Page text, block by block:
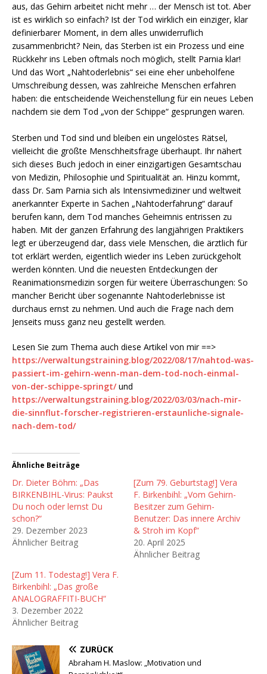
aus, das Gehirn arbeitet nicht mehr … der Mensch ist tot. Aber
ist es wirklich so einfach? Ist der Tod wirklich ein einziger, klar
definierbarer Moment, in dem alles unwiderruflich
zusammenbricht? Nein, das Sterben ist ein Prozess und eine
Rückkehr ins Leben oftmals noch möglich, stellt Parnia klar!
Und das Wort „Nahtoderlebnis“ sei eine eher unbeholfene
Umschreibung dessen, was zahlreiche Menschen erfahren
haben: die entscheidende Weichenstellung für ein neues Leben
nachdem sie dem Tod „von der Schippe“ gesprungen waren.
Sterben und Tod sind und bleiben ein ungelöstes Rätsel,
vielleicht die größte Menschheitsfrage überhaupt. Ihr nähert
sich dieses Buch jedoch in einer einzigartigen Gesamtschau
von Medizin, Philosophie und Spiritualität an. Hinzu kommt,
dass Dr. Sam Parnia sich als Intensivmediziner und weltweit
anerkannter Experte in Sachen „Nahtoderfahrung“ darauf
berufen kann, dem Tod manches Geheimnis entrissen zu
haben. Mit der ganzen Erfahrung des langjährigen Praktikers
legt er überzeugend dar, dass viele Menschen, die ärztlich für
tot erklärt werden, eigentlich wieder ins Leben zurückgeholt
werden könnten. Und die neuesten Entdeckungen der
Reanimationsmedizin sorgen für weitere Überraschungen: So
mancher Bericht über sogenannte Nahtoderlebnisse ist
durchaus ernst zu nehmen. Und auch die Frage nach dem
Jenseits muss ganz neu gestellt werden.
Lesen Sie zum Thema auch diese Artikel von mir ==>
https://verwaltungstraining.blog/2022/08/17/nahtod-was-
passiert-im-gehirn-wenn-man-dem-tod-noch-einmal-
von-der-schippe-springt/und
https://verwaltungstraining.blog/2022/03/03/nach-mir-
die-sinnflut-forscher-registrieren-erstaunliche-signale-
nach-dem-tod/
Ähnliche Beiträge
Dr. Dieter Böhm: „Das
BIRKENBIHL-Virus: Paukst
Du noch oder lernst Du
schon?“
29. Dezember 2023
Ähnlicher Beitrag
[Zum 79. Geburtstag!] Vera
F. Birkenbihl: „Vom Gehirn-
Besitzer zum Gehirn-
Benutzer: Das innere Archiv
& Stroh im Kopf“
20. April 2025
Ähnlicher Beitrag
[Zum 11. Todestag!] Vera F.
Birkenbihl: „Das große
ANALOGRAFFITI-BUCH“
3. Dezember 2022
Ähnlicher Beitrag
ZURÜCK
Abraham H. Maslow: „Motivation und